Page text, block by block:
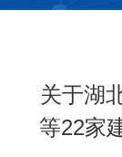
关于湖
等22家